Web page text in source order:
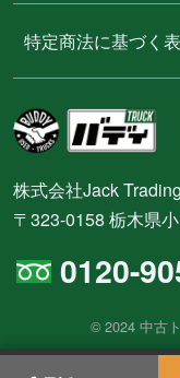
特定商法に基づく
株式会社Jack Trading
〒323-0158 栃木県
0120-
© 2024 中古